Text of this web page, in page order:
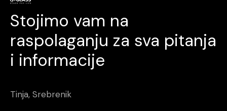
Stojimo vam na
raspolaganju za sva pitanja
i informacije
Tinja, Srebrenik